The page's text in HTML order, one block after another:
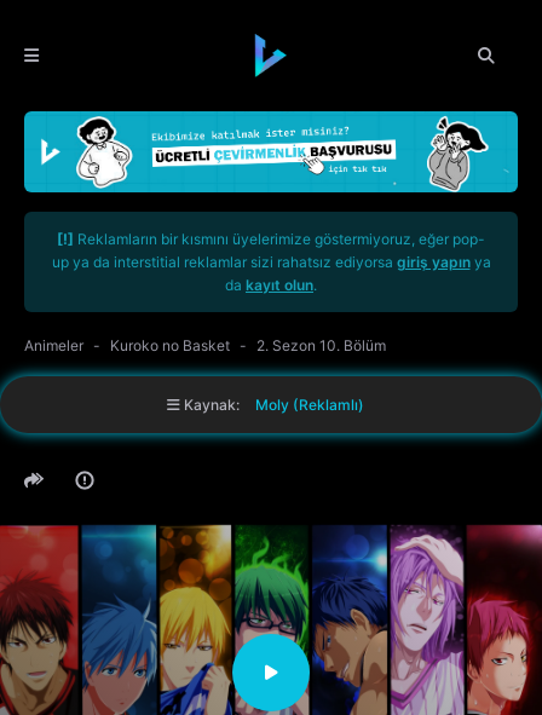
[!] Reklamların bir kısmını üyelerimize göstermiyoruz, eğer pop-
up ya da interstitial reklamlar sizi rahatsız ediyorsa giriş yapınya
da kayıt olun.
Animeler Kuroko no Basket 2. Sezon 10. Bölüm
Kaynak: Moly (Reklamlı)